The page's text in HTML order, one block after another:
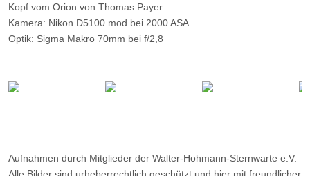
Kopf vom Orion von Thomas Payer
Kamera: Nikon D5100 mod bei 2000 ASA
Optik: Sigma Makro 70mm bei f/2,8
Ort: Emberger Alm, Österreich
Aufnahmen durch Mitglieder der Walter-Hohmann-Sternwarte e.V.